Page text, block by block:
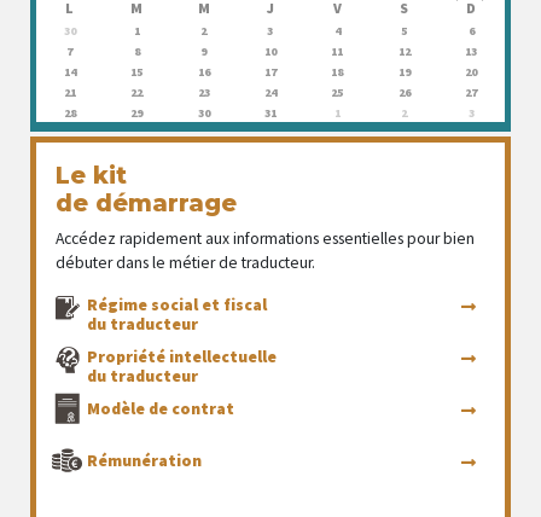
L M M J V S D
30 1 2 3 4 5
6
7
8 9 10 11 12
13
14
15 16 17 18 19
20
21
22 23 24 25 26
27
28
29 30 31 1 2 3
Le kit
de démarrage
Accédez rapidement aux informations essentielles pour bien
débuter dans le métier de traducteur.
Régime social et fiscal
du traducteur
Propriété intellectuelle
du traducteur
Modèle de contrat
Rémunération